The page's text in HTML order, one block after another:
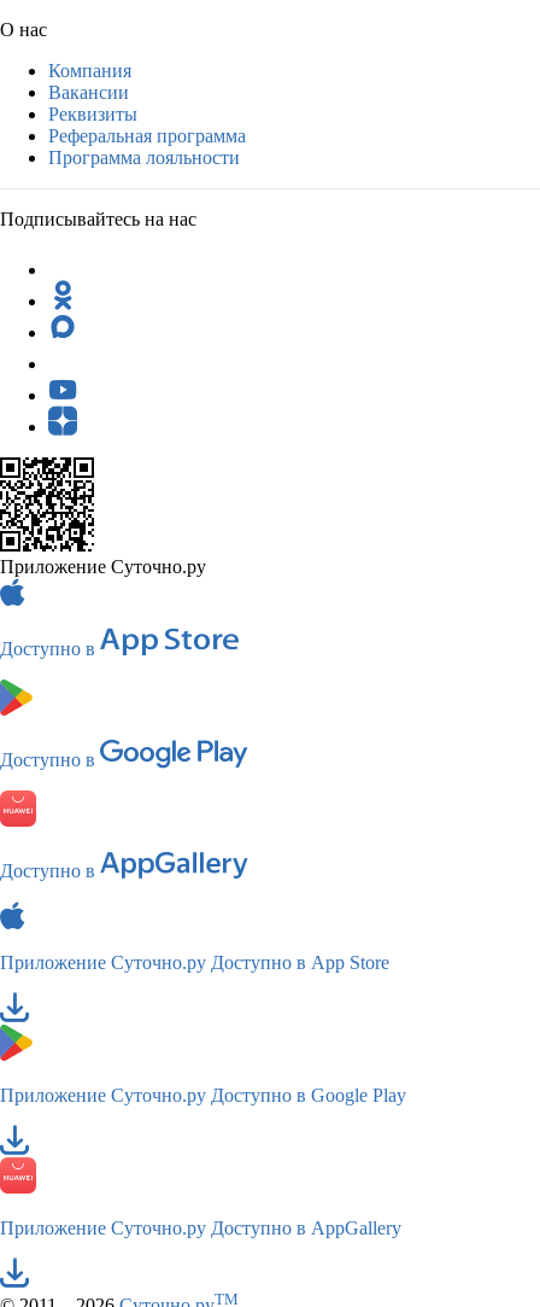
О нас
Компания
Вакансии
Реквизиты
Реферальная программа
Программа лояльности
Подписывайтесь на нас
Приложение Суточно.ру
Доступно в
Доступно в
Доступно в
Приложение Суточно.ру Доступно в App Store
Приложение Суточно.ру Доступно в Google Play
Приложение Суточно.ру Доступно в AppGallery
TM